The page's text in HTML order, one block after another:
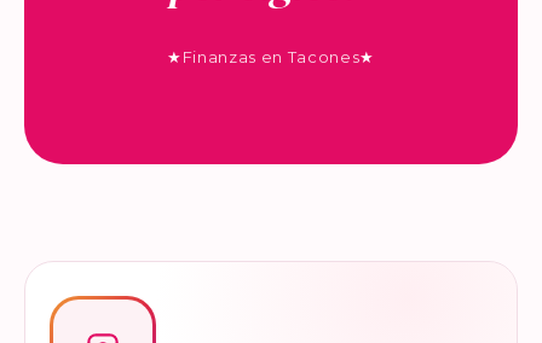
★Finanzas en Tacones★